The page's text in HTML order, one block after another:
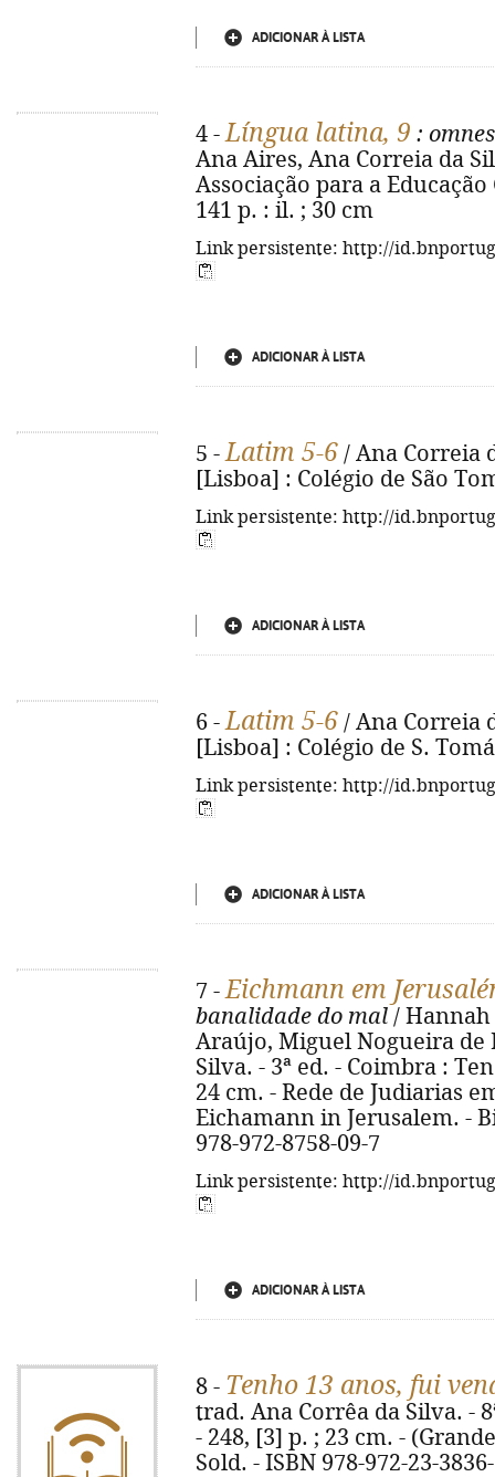
ADICIONAR À LISTA
4 -Língua latina, 9 :
Ana Aires, Ana Correia da
Associação para a
141 p. : il. ; 30 cm
Link persistente: http://
ADICIONAR À LISTA
5 -Latim 5-6 / Ana Correia
[Lisboa] : Colégio de São
Link persistente: http://
ADICIONAR À LISTA
6 -Latim 5-6 / Ana Correia
[Lisboa] : Colégio de S.
Link persistente: http://
ADICIONAR À LISTA
7 -Eichmann em
banalidade do mal /
Araújo, Miguel Nogueira de
Silva. - 3ª ed. - Coimbra :
24 cm. - Rede de Judiarias
Eichamann in Jerusalem. -
978-972-8758-09-7
Link persistente: http://
ADICIONAR À LISTA
8 - Tenho 13 anos, fui
trad. Ana Corrêa da Silva. -
- 248, [3] p. ; 23 cm. -
Sold. - ISBN 978-972-23-